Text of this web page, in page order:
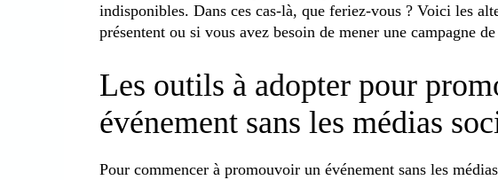
indisponibles. Dans ces cas-là, que feriez-vous ? Voici les
présentent ou si vous avez besoin de mener une campagne
Les outils à adopter pour
événement sans les médias
Pour commencer à promouvoir un événement sans les